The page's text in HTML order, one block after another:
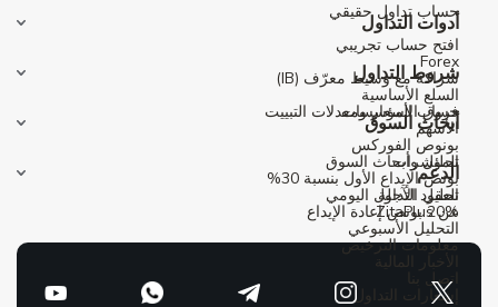
حساب تداول حقيقي
افتح حساب تجريبي
شراكة مع وسيط معرّف (IB)
حساب المؤسسات
أدوات التداول
Forex
السلع الأساسية
الأسهم
المؤشرات
العقود الآجلة
شروط التداول
فروق الأسعار ومعدلات التبييت
بونوص الفوركس
بونص الإيداع الأول بنسبة 30%
20% بونص إعادة الإيداع
أبحاث السوق
تحليل وأبحاث السوق
تحليل التداول اليومي
التحليل الأسبوعي
الأخبار المالية
إشعارات التداول
الدعم
عن ZitaPlus
معلومات الترخيص
اتصل بنا